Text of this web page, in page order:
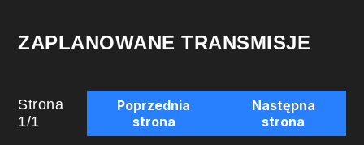
ZAPLANOWANE TRANSMISJE
Strona
1/1
Poprzednia
strona
Następna
strona